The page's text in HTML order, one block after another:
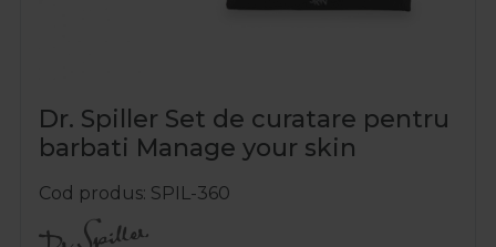
Dr. Spiller Set de curatare pentru
barbati Manage your skin
Cod produs SPIL-360